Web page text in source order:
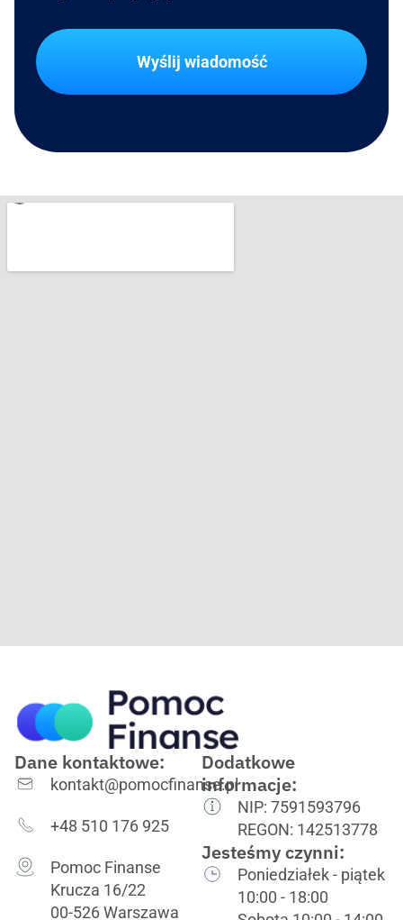
Wyślij wiadomość
Dane kontaktowe:
kontakt@pomocfinanse.pl
+48 510 176 925
Pomoc Finanse
Krucza 16/22
00-526 Warszawa
Dodatkowe
informacje:
NIP: 7591593796
REGON: 142513778
Jesteśmy czynni:
Poniedziałek - piątek
10:00 - 18:00